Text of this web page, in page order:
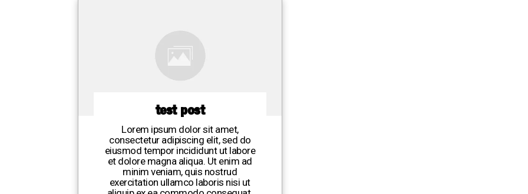
test post
Lorem ipsum dolor sit amet,
consectetur adipiscing elit, sed do
eiusmod tempor incididunt ut labore
et dolore magna aliqua. Ut enim ad
minim veniam, quis nostrud
exercitation ullamco laboris nisi ut